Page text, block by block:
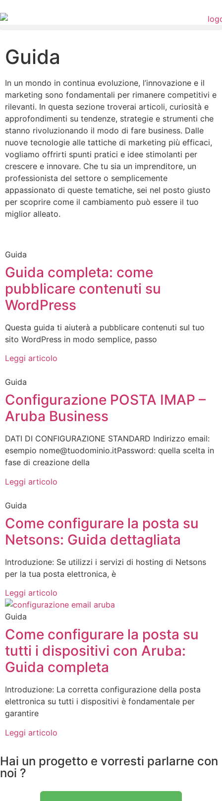
Guida
In un mondo in continua evoluzione, l’innovazione e il
marketing sono fondamentali per rimanere competitivi e
rilevanti. In questa sezione troverai articoli, curiosità e
approfondimenti su tendenze, strategie e strumenti che
stanno rivoluzionando il modo di fare business. Dalle
nuove tecnologie alle tattiche di marketing più efficaci,
vogliamo offrirti spunti pratici e idee stimolanti per
crescere e innovare. Che tu sia un imprenditore, un
professionista del settore o semplicemente
appassionato di queste tematiche, sei nel posto giusto
per scoprire come il cambiamento può essere il tuo
miglior alleato.
Guida
Guida completa: come
pubblicare contenuti su
WordPress
Questa guida ti aiuterà a pubblicare contenuti sul tuo
sito WordPress in modo semplice, passo
Leggi articolo
Guida
Configurazione POSTA IMAP –
Aruba Business
DATI DI CONFIGURAZIONE STANDARD Indirizzo email:
esempio nome@tuodominio.itPassword: quella scelta in
fase di creazione della
Leggi articolo
Guida
Come configurare la posta su
Netsons: Guida dettagliata
Introduzione: Se utilizzi i servizi di hosting di Netsons
per la tua posta elettronica, è
Leggi articolo
Guida
Come configurare la posta su
tutti i dispositivi con Aruba:
Guida completa
Introduzione: La corretta configurazione della posta
elettronica su tutti i dispositivi è fondamentale per
garantire
Leggi articolo
Hai un progetto e vorresti parlarne con
noi ?